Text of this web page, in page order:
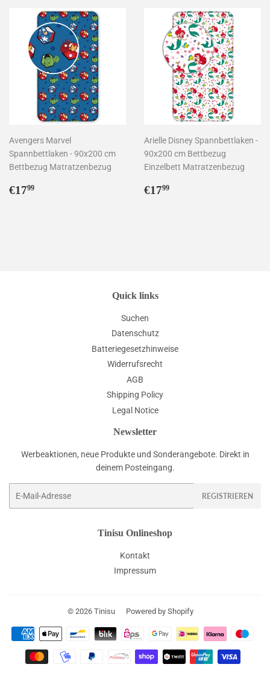
Avengers Marvel
Spannbettlaken - 90x200 cm
Bettbezug Matratzenbezug
Normaler
€1799
Arielle Disney Spannbettlaken -
90x200 cm Bettbezug
Einzelbett Matratzenbezug
Normaler
€1799
Quick links
Suchen
Datenschutz
Batteriegesetzhinweise
Widerrufsrecht
AGB
Shipping Policy
Legal Notice
Newsletter
Werbeaktionen, neue Produkte und Sonderangebote. Direkt in
deinem Posteingang.
REGISTRIEREN
Tinisu Onlineshop
Kontakt
Impressum
© 2026 Tinisu Powered by Shopify
Zahlungsarten